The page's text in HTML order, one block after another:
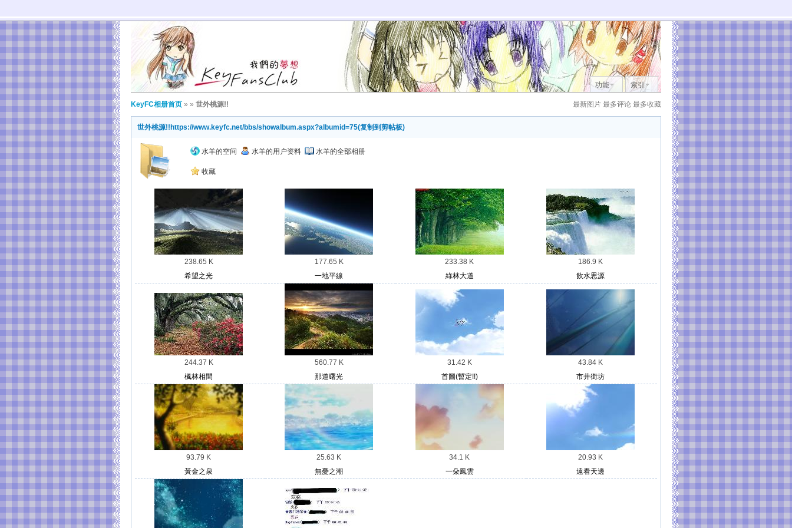
功能 索引
最新图片 最多评论 最多收藏
KeyFC相册首页 » » 世外桃源!!
世外桃源!! https://www.keyfc.net/bbs/showalbum.aspx?albumid=75(复制到剪帖板)
水羊的空间 水羊的用户资料 水羊的全部相册
收藏
238.65 K
希望之光
177.65 K
一地平線
233.38 K
綠林大道
186.9 K
飲水思源
244.37 K
楓林相間
560.77 K
那道曙光
31.42 K
首圖(暫定!!)
43.84 K
市井街坊
93.79 K
黃金之泉
25.63 K
無憂之潮
34.1 K
一朵鳳雲
20.93 K
遠看天邊